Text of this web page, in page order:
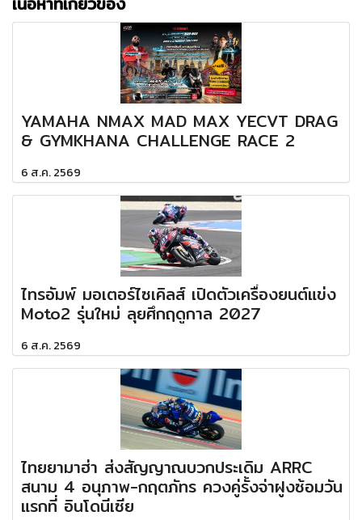
YAMAHA NMAX MAD MAX YECVT DRAG
& GYMKHANA CHALLENGE RACE 2
6 ส.ค. 2569
ไทรอัมพ์ มอเตอร์ไซเคิลส์ เปิดตัวเครื่องยนต์แข่ง
Moto2 รุ่นใหม่ ลุยศึกฤดูกาล 2027
6 ส.ค. 2569
ไทยยามาฮ่า ส่งสัญญาณบวกประเดิม ARRC
สนาม 4 อนุภาพ-กฤตภัทร ควงคู่รั้งจ่าฝูงซ้อมวัน
แรกที่ อินโดนีเซีย